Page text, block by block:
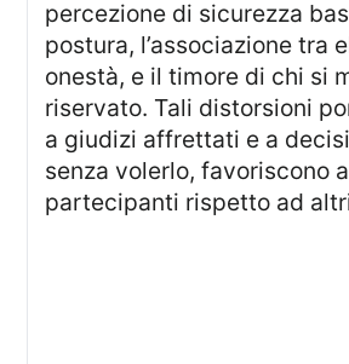
percezione di sicurezza
postura, l’associazione tra
onestà, e il timore di chi si
riservato. Tali distorsioni
a giudizi affrettati e a
senza volerlo, favoriscono
partecipanti rispetto ad